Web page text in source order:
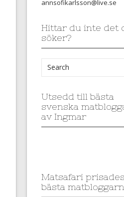
annsofikarlsson@live.se
Hittar du inte det
söker?
Utsedd till bästa
svenska
av Ingmar
Matsafari
bästa